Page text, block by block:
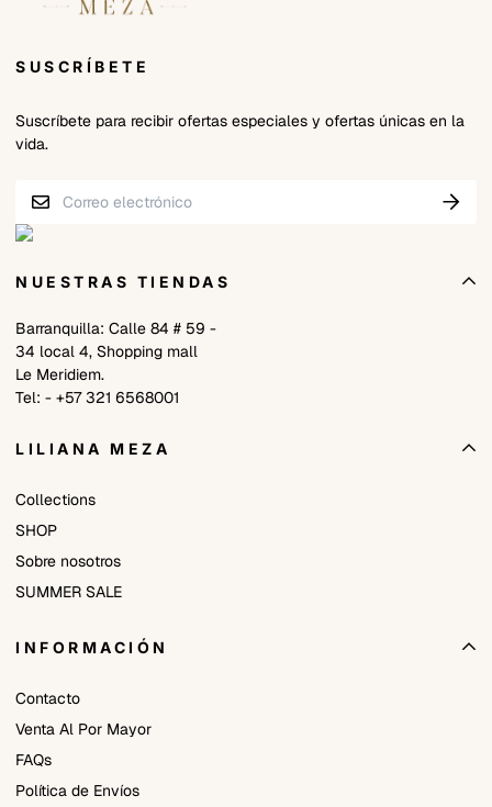
NUESTRAS TIENDAS
Barranquilla: Calle 84 # 59 -
34 local 4, Shopping mall
Le Meridiem.
Tel: - +57 321 6568001
LILIANA MEZA
Collections
SHOP
Sobre nosotros
SUMMER SALE
INFORMACIÓN
Contacto
Venta Al Por Mayor
FAQs
Política de Envíos
SUSCRÍBETE
Suscríbete para recibir ofertas especiales y ofertas únicas en la
vida.